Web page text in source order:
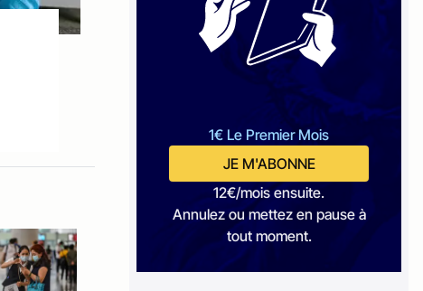
1€ Le Premier Mois
JE M'ABONNE
12€/mois ensuite.
Annulez ou mettez en pause à
tout moment.